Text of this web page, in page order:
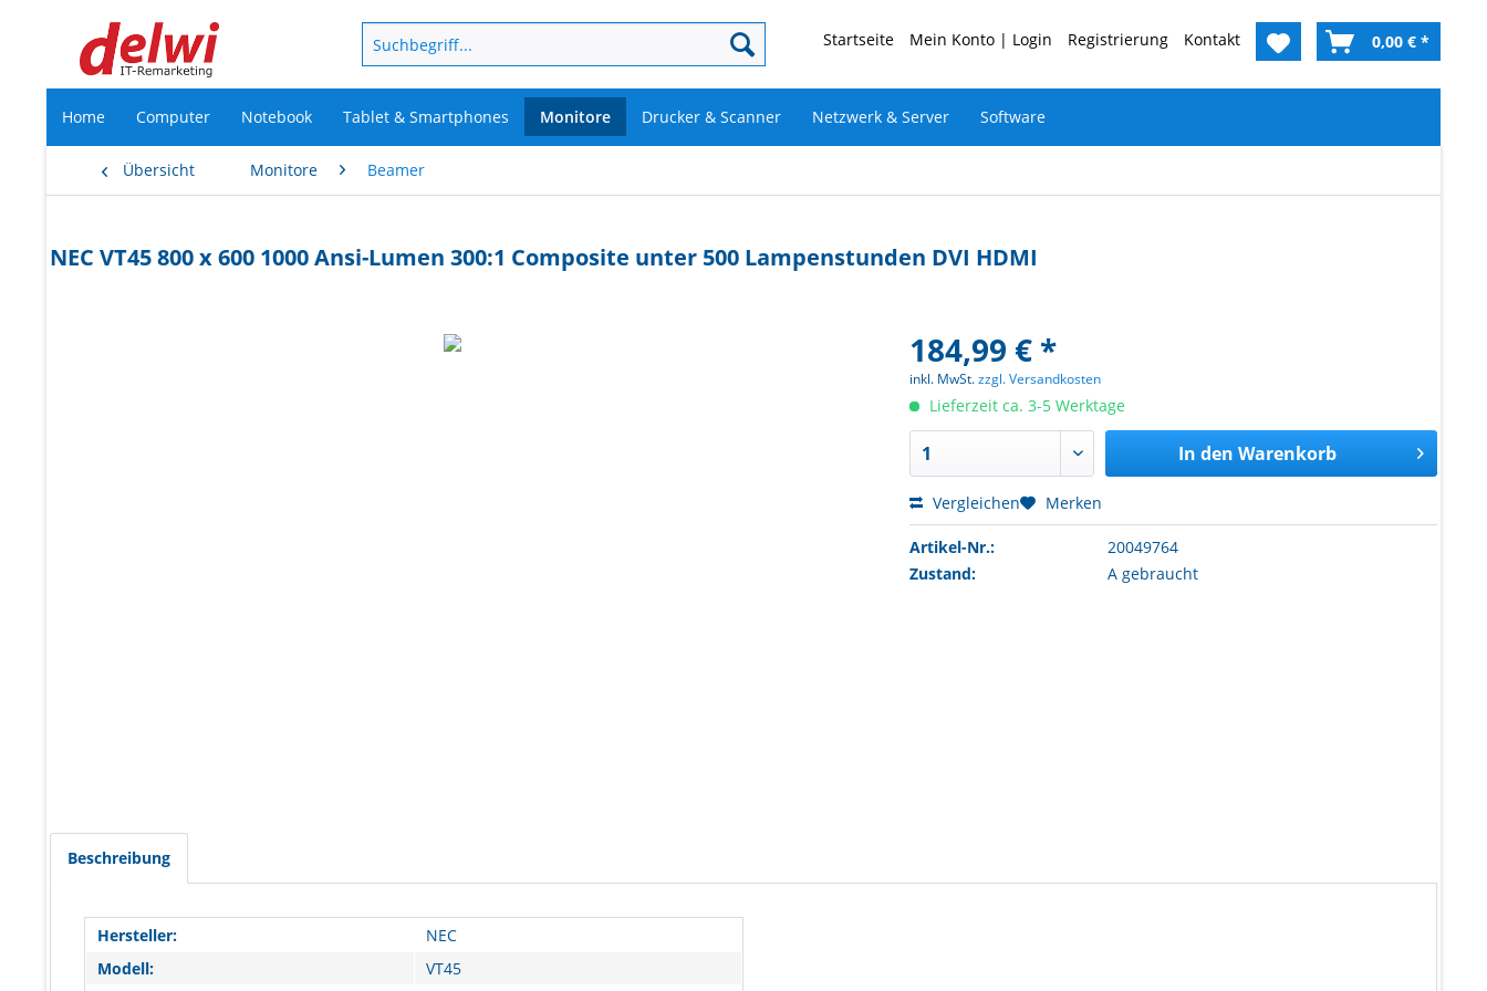
Startseite Mein Konto | Login Registrierung Kontakt 0,00 € *
Home Computer Notebook Tablet & Smartphones Monitore Drucker & Scanner Netzwerk & Server Software
Übersicht Monitore Beamer
NEC VT45 800 x 600 1000 Ansi-Lumen 300:1 Composite unter 500 Lampenstunden DVI HDMI
184,99 € *
inkl. MwSt.zzgl. Versandkosten
Lieferzeit ca. 3-5 Werktage
In den Warenkorb
Vergleichen Merken
Artikel-Nr.:
20049764
Zustand:
A gebraucht
Beschreibung
Hersteller:
NEC
Modell:
VT45